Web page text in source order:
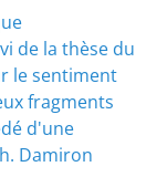
de la thèse du
le sentiment
fragments
d'une
Damiron